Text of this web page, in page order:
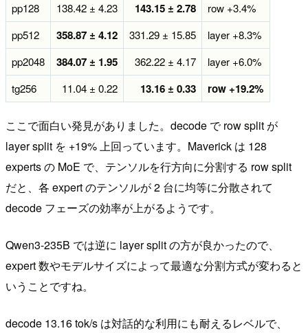
pp128 138.42 ± 4.23 143.15 ± 2.78
row +3.4%
pp512
358.87 ± 4.12 331.29 ± 15.85
layer +8.3%
pp2048
384.07 ± 1.95 362.22 ± 4.17
layer +6.0%
tg256
11.04 ± 0.22 13.16 ± 0.33 row +19.2%
ここで面白い発見がありました。decode で row split が
layer split を +19% 上回っています。Maverick は 128
experts の MoE で、テンソルを行方向に分割する row split
だと、各 expert のテンソルが 2 台に均等に分散されて
decode フェーズの効率が上がるようです。
Qwen3-235B では逆に layer split の方が良かったので、
expert 数やモデルサイズによって最適な分割方式が変わると
いうことですね。
decode 13.16 tok/s は対話的な利用にも耐えるレベルで、